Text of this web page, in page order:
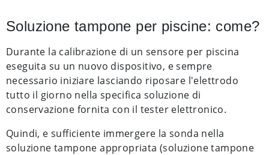
Soluzione tampone per piscine: come?
Durante la calibrazione di un sensore per piscina
eseguita su un nuovo dispositivo, e sempre
necessario iniziare lasciando riposare l'elettrodo
tutto il giorno nella specifica soluzione di
conservazione fornita con il tester elettronico.
Quindi, e sufficiente immergere la sonda nella
soluzione tampone appropriata (soluzione tampone